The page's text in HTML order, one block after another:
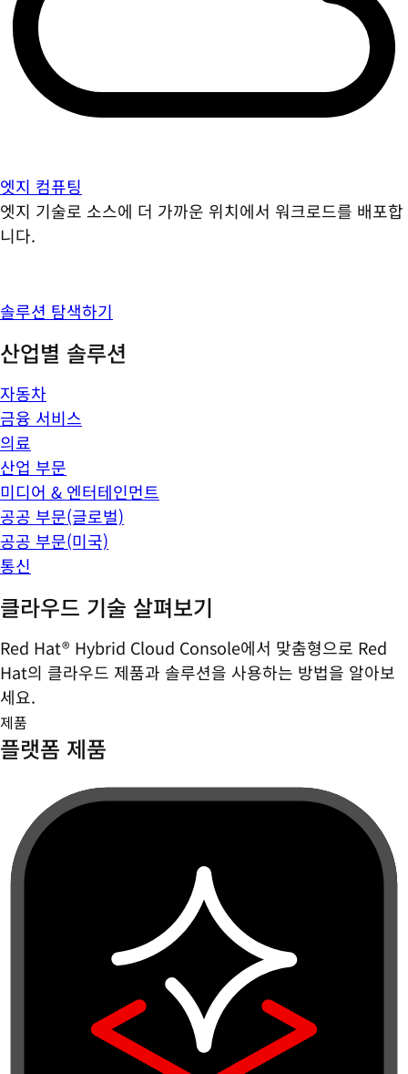
엣지 컴퓨팅
엣지 기술로 소스에 더 가까운 위치에서 워크로드를 배포합
니다.
솔루션 탐색하기
산업별 솔루션
자동차
금융 서비스
의료
산업 부문
미디어 & 엔터테인먼트
공공 부문(글로벌)
공공 부문(미국)
통신
클라우드 기술 살펴보기
Red Hat® Hybrid Cloud Console에서 맞춤형으로 Red
Hat의 클라우드 제품과 솔루션을 사용하는 방법을 알아보
세요.
제품
플랫폼 제품